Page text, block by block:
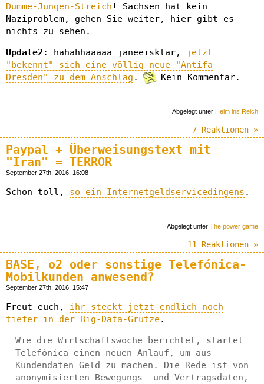
Dumme-Jungen-Streich ! Sachsen hat kein
Naziproblem, gehen Sie weiter, hier gibt es
nichts zu sehen.
Update2 : hahahhaaaaa janeeisklar,
jetzt
"bekennt" sich eine völlig neue "Antifa
Dresden" zu dem Anschlag . Kein Kommentar.
Abgelegt unter Heim ins Reich
7 Reaktionen »
Paypal + Überweisungstext mit
"Iran" = TERROR
September 27th, 2016, 16:08
Schon toll, so ein Internetgeldservicedingens .
Abgelegt unter The power game
11 Reaktionen »
BASE, o2 oder sonstige Telefónica-
Mobilkunden anwesend?
September 27th, 2016, 15:47
Freut euch, ihr steckt jetzt endlich noch
tiefer in der Big-Data-Grütze.
Wie die Wirtschaftswoche berichtet, startet
Telefónica einen neuen Anlauf, um aus
Kundendaten Geld zu machen. Die Rede ist von
anonymisierten Bewegungs- und Vertragsdaten,